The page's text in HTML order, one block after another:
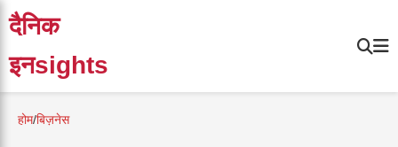
दैनिक
इनsights
होम/बिज़नेस